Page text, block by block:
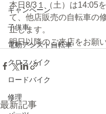
キャンペーン
子供車
電動アシスト自転車
クロスバイク
ロードバイク
修理
本日8/3１（土）は14:05
て、他店販売の自転車の
止します。
明日以降のご来店をお願
最新記事